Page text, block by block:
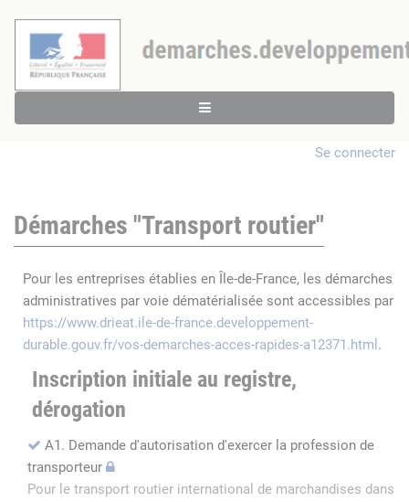
Se connecter
Démarches "Transport routier"
Pour les entreprises établies en Île-de-France, les démarches
administratives par voie dématérialisée sont accessibles par
https://www.drieat.ile-de-france.developpement-
durable.gouv.fr/vos-demarches-acces-rapides-a12371.html .
Inscription initiale au registre,
dérogation
A1. Demande d'autorisation d'exercer la profession de
transporteur
Pour le transport routier international de marchandises dans